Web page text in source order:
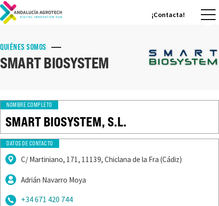
¡Contacta!
QUIÉNES SOMOS
SMART BIOSYSTEM
NOMBRE COMPLETO
SMART BIOSYSTEM, S.L.
C/ Martiniano, 171, 11139, Chiclana de la Fra (Cádiz)
Adrián Navarro Moya
+34 671 420 744
DATOS DE CONTACTO